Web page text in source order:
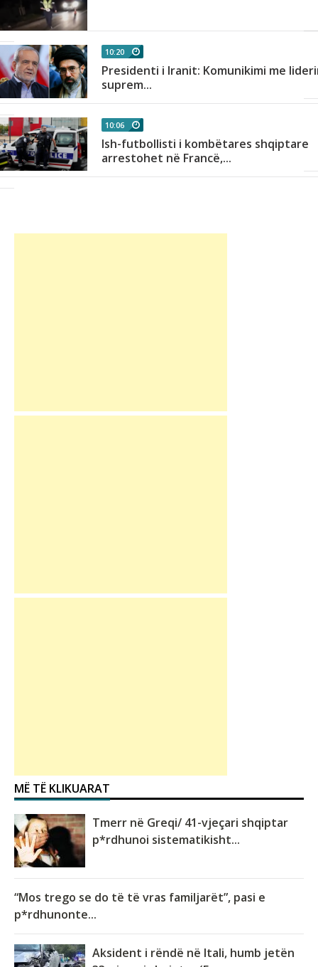
10:20
Presidenti i Iranit: Komunikimi me
suprem...
10:06
Ish-futbollisti i kombëtares shqiptare
arrestohet në Francë,...
MË TË KLIKUARAT
Tmerr në Greqi/ 41-vjeçari shqiptar
p*rdhunoi sistematikisht...
“Mos trego se do të të vras familjarët”, pasi e
p*rdhunonte...
Aksident i rëndë në Itali, humb jetën